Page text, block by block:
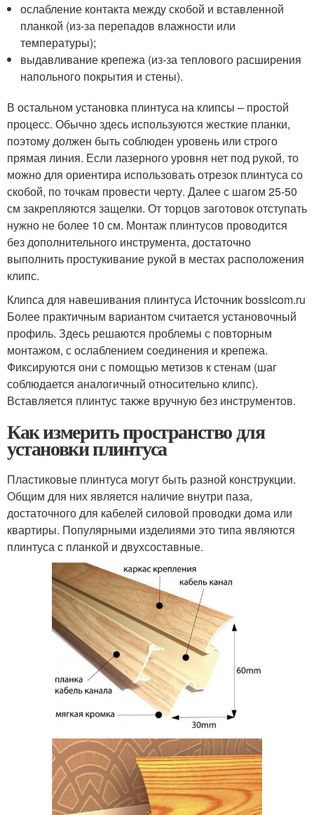
ослабление контакта между скобой и вставленной
планкой (из-за перепадов влажности или
температуры);
выдавливание крепежа (из-за теплового расширения
напольного покрытия и стены).
В остальном установка плинтуса на клипсы – простой
процесс. Обычно здесь используются жесткие планки,
поэтому должен быть соблюден уровень или строго
прямая линия. Если лазерного уровня нет под рукой, то
можно для ориентира использовать отрезок плинтуса со
скобой, по точкам провести черту. Далее с шагом 25-50
см закрепляются защелки. От торцов заготовок отступать
нужно не более 10 см. Монтаж плинтусов проводится
без дополнительного инструмента, достаточно
выполнить простукивание рукой в местах расположения
клипс.
Клипса для навешивания плинтуса Источник bossicom.ru
Более практичным вариантом считается установочный
профиль. Здесь решаются проблемы с повторным
монтажом, с ослаблением соединения и крепежа.
Фиксируются они с помощью метизов к стенам (шаг
соблюдается аналогичный относительно клипс).
Вставляется плинтус также вручную без инструментов.
Как измерить пространство для
установки плинтуса
Пластиковые плинтуса могут быть разной конструкции.
Общим для них является наличие внутри паза,
достаточного для кабелей силовой проводки дома или
квартиры. Популярными изделиями это типа являются
плинтуса с планкой и двухсоставные.